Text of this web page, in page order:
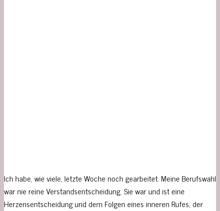
Ich habe, wie viele, letzte Woche noch gearbeitet. Meine Berufswahl
war nie reine Verstandsentscheidung. Sie war und ist eine
Herzensentscheidung und dem Folgen eines inneren Rufes, der